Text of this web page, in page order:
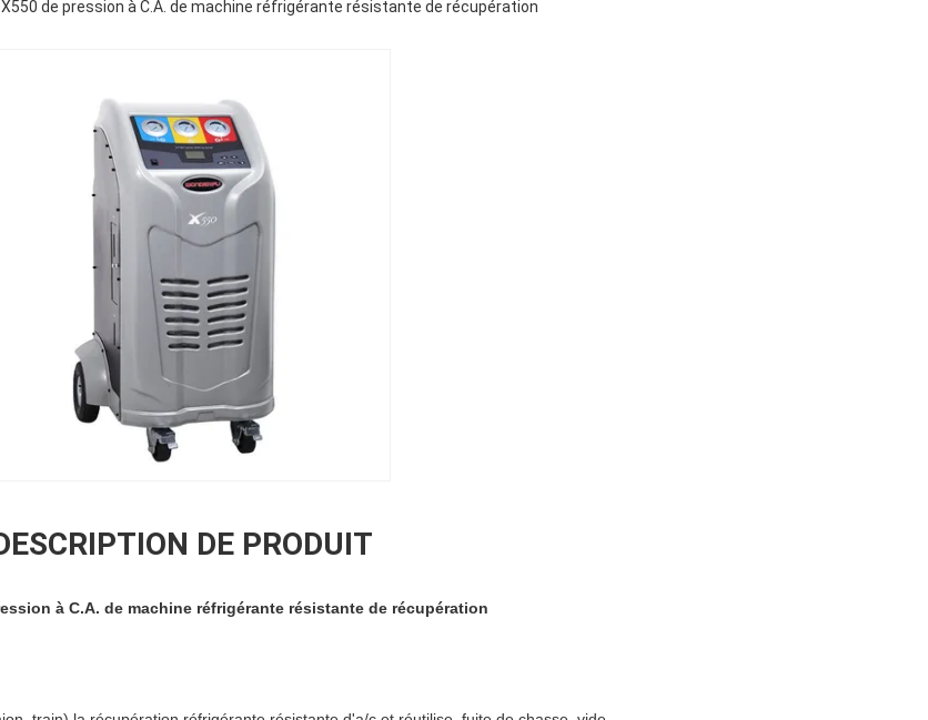
de pression à C.A. de machine réfrigérante résistante de récupération
DE PRODUIT
à C.A. de machine réfrigérante résistante de récupération